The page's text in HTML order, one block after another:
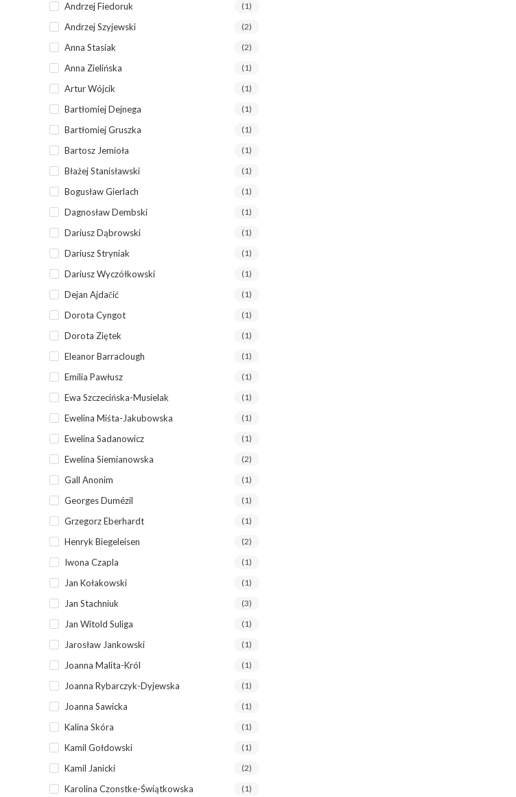
Andrzej Fiedoruk (1)
Andrzej Szyjewski (2)
Anna Stasiak (2)
Anna Zielińska (1)
Artur Wójcik (1)
Bartłomiej Dejnega (1)
Bartłomiej Gruszka (1)
Bartosz Jemioła (1)
Błażej Stanisławski (1)
Bogusław Gierlach (1)
Dagnosław Dembski (1)
Dariusz Dąbrowski (1)
Dariusz Stryniak (1)
Dariusz Wyczółkowski (1)
Dejan Ajdačić (1)
Dorota Cyngot (1)
Dorota Ziętek (1)
Eleanor Barraclough (1)
Emilia Pawłusz (1)
Ewa Szczecińska-Musielak (1)
Ewelina Miśta-Jakubowska (1)
Ewelina Sadanowicz (1)
Ewelina Siemianowska (2)
Gall Anonim (1)
Georges Dumézil (1)
Grzegorz Eberhardt (1)
Henryk Biegeleisen (2)
Iwona Czapla (1)
Jan Kołakowski (1)
Jan Stachniuk (3)
Jan Witold Suliga (1)
Jarosław Jankowski (1)
Joanna Malita-Król (1)
Joanna Rybarczyk-Dyjewska (1)
Joanna Sawicka (1)
Kalina Skóra (1)
Kamil Gołdowski (1)
Kamil Janicki (2)
Karolina Czonstke-Świątkowska (1)